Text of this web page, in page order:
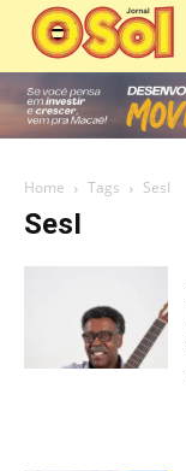
Home Tags SesI
SesI